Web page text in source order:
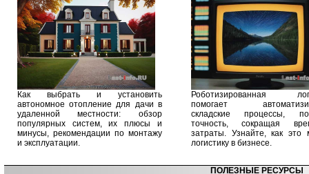
Как выбрать и установить
автономное отопление для дачи в
удаленной местности: обзор
популярных систем, их плюсы и
минусы, рекомендации по монтажу
и эксплуатации.
Роботизированная
помогает
складские процессы,
точность, сокращая
затраты. Узнайте, как это
логистику в бизнесе.
ПОЛЕЗНЫЕ РЕСУРСЫ